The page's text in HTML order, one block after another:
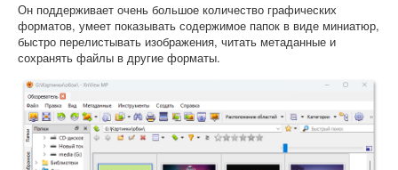
Он поддерживает очень большое количество графических
форматов, умеет показывать содержимое папок в виде миниатюр,
быстро перелистывать изображения, читать метаданные и
сохранять файлы в другие форматы.